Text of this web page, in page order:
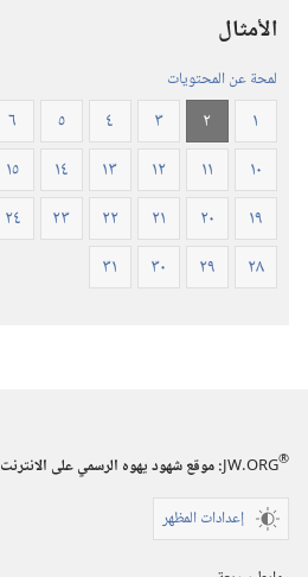
الأمثال
لمحة عن المحتويات
١ ٢ ٣ ٤ ٥ ٦
١٠
١١ ١٢ ١٣ ١٤ ١٥
١٩
٢٠ ٢١ ٢٢ ٢٣ ٢٤
٢٨
٢٩ ٣٠ ٣١
JW.ORG®
:‏ موقع شهود يهوه الرسمي على الانترنت
إعدادات المظهر